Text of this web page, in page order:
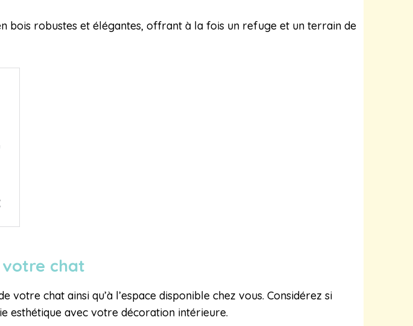
bois robustes et élégantes, offrant à la fois un refuge et un terrain de
votre chat
chat ainsi qu’à l’espace disponible chez vous. Considérez si
esthétique avec votre décoration intérieure.